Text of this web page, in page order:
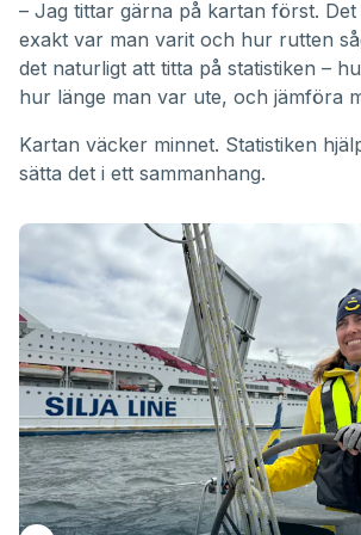
– Jag tittar gärna på kartan först.
exakt var man varit och hur rutten
det naturligt att titta på statistiken –
hur länge man var ute, och jämföra
Kartan väcker minnet. Statistiken
sätta det i ett sammanhang.